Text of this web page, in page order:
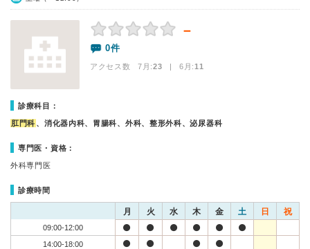
－
0件
アクセス数 7月:23 | 6月:11
診療科目：
肛門科 、消化器内科、胃腸科、外科、整形外科、泌尿器科
専門医・資格：
外科専門医
診療時間
月 火 水 木 金 土 日 祝
09:00-12:00
14:00-18:00